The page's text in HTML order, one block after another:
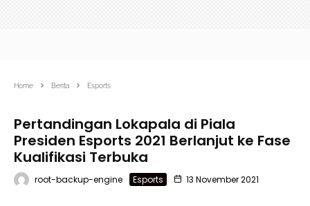
Home Berita Esports
Pertandingan Lokapala di Piala
Presiden Esports 2021 Berlanjut ke Fase
Kualifikasi Terbuka
root-backup-engine Esports 13 November 2021